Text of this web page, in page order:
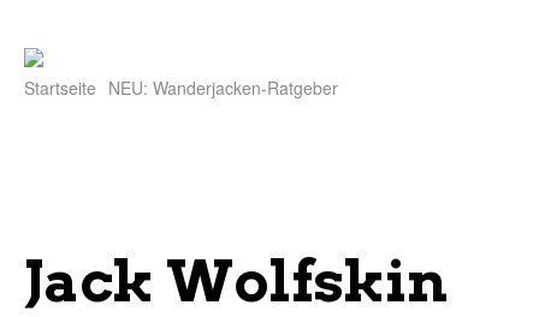
Startseite NEU: Wanderjacken-Ratgeber
Jack Wolfskin